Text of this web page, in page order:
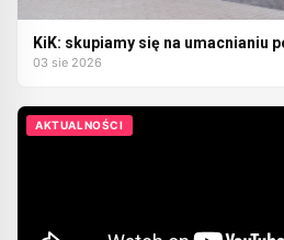
KiK: skupiamy się na umacnianiu
03 sie 2026
AKTUALNOŚCI